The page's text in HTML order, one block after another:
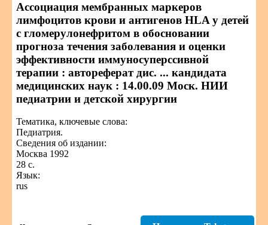
Ассоциация мембранных маркеров
лимфоцитов крови и антигенов HLA у детей
с гломерулонефритом в обосновании
прогноза течения заболевания и оценки
эффективности иммуносуперссивной
терапии : автореферат дис. ... кандидата
медицинских наук : 14.00.09 Моск. НИИ
педиатрии и детской хирургии
Тематика, ключевые слова:
Педиатрия.
Сведения об издании:
Москва 1992
28 с.
Язык:
rus